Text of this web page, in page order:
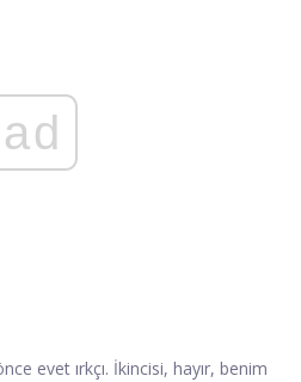
ad
evet ırkçı. İkincisi, hayır, benim